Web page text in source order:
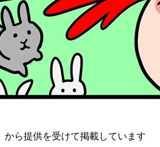
から提供を受けて掲載しています